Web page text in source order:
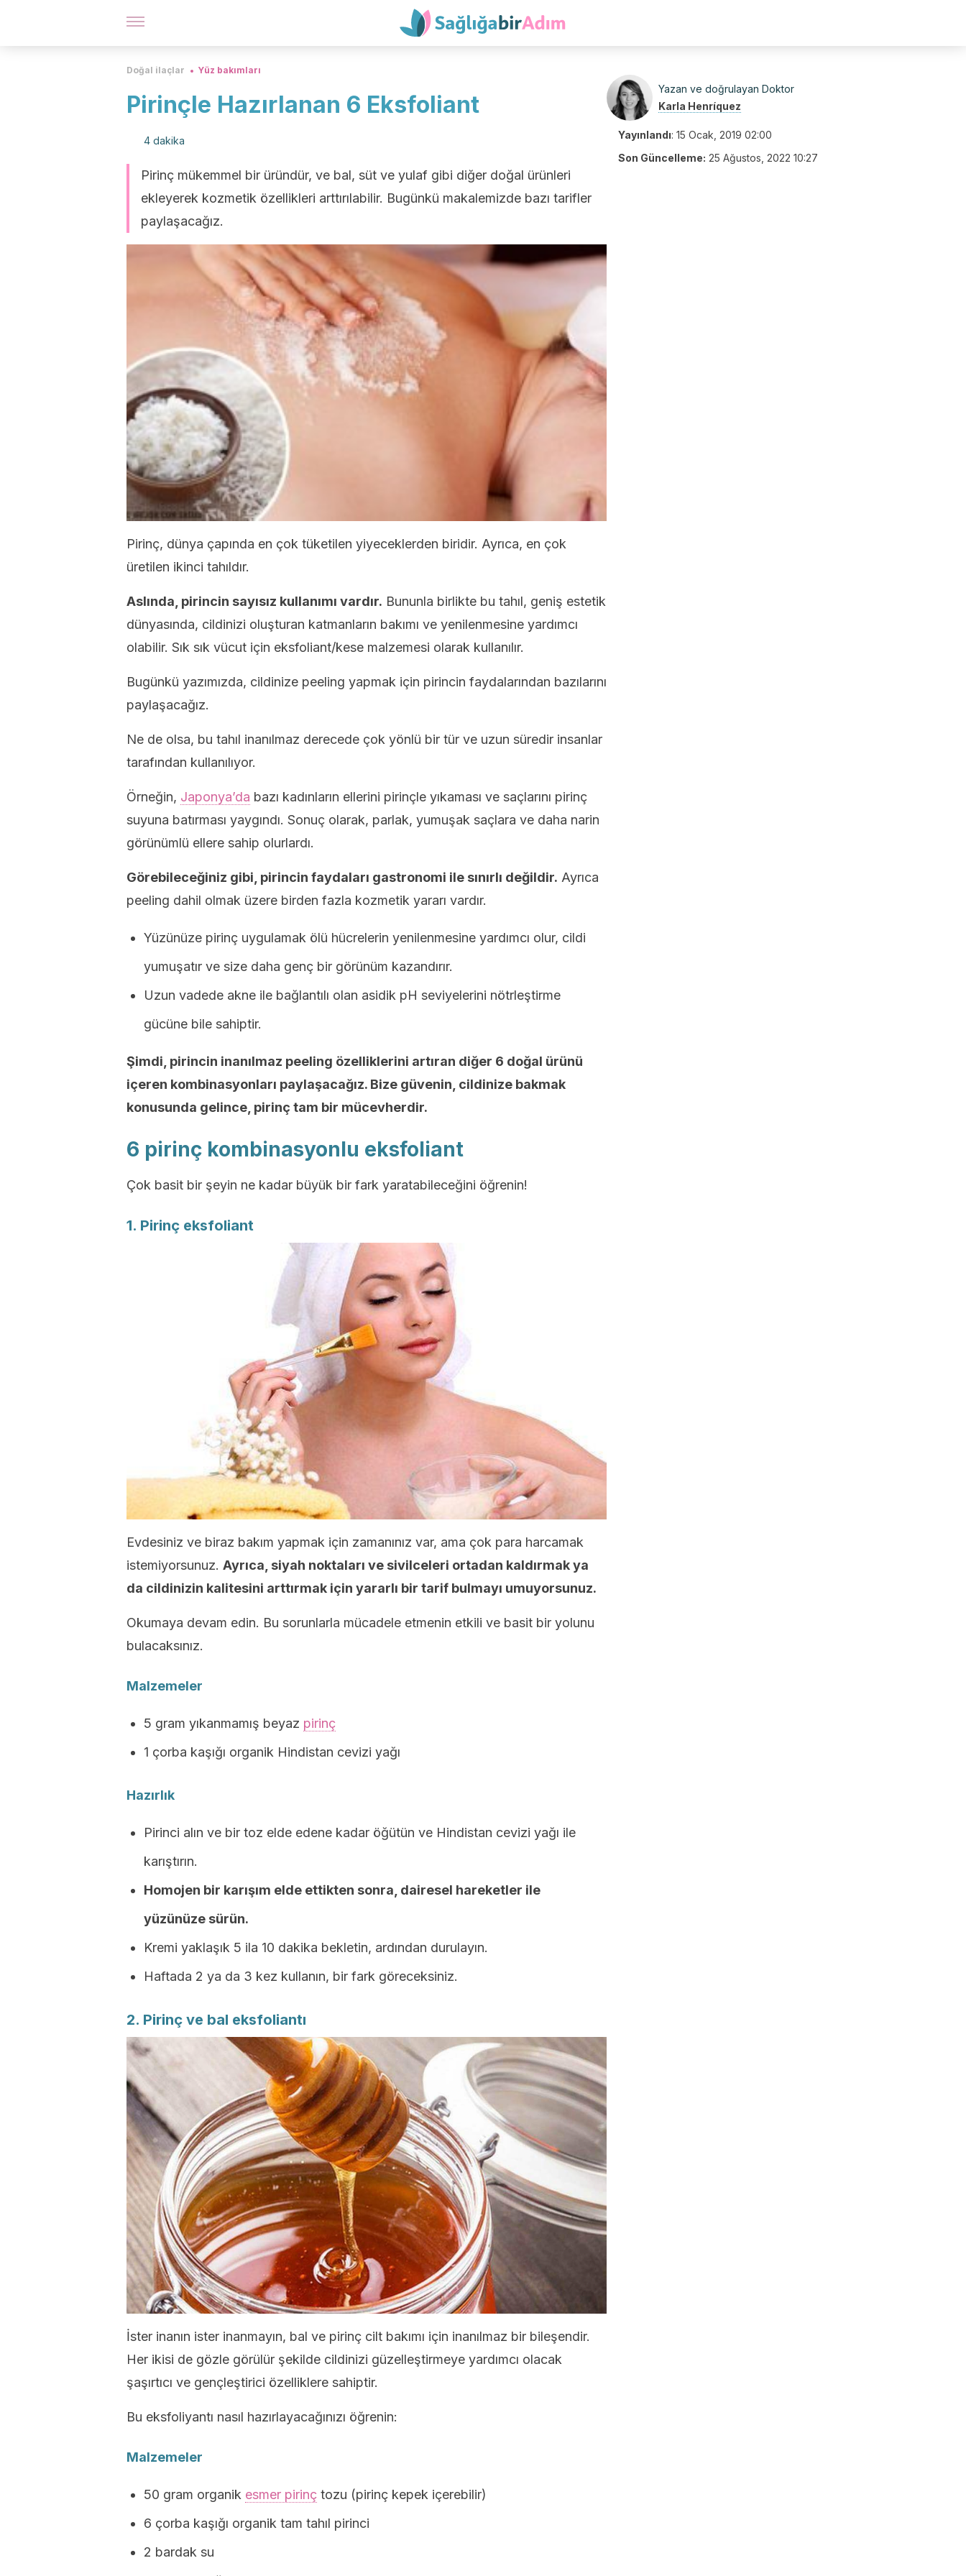
Doğal ilaçlar Yüz bakımları
Pirinçle Hazırlanan 6 Eksfoliant
4 dakika
Pirinç mükemmel bir üründür, ve bal, süt ve yulaf gibi diğer doğal ürünleri
ekleyerek kozmetik özellikleri arttırılabilir. Bugünkü makalemizde bazı tarifler
paylaşacağız.
Pirinç, dünya çapında en çok tüketilen yiyeceklerden biridir. Ayrıca, en çok
üretilen ikinci tahıldır.
Aslında, pirincin sayısız kullanımı vardır. Bununla birlikte bu tahıl, geniş estetik
dünyasında, cildinizi oluşturan katmanların bakımı ve yenilenmesine yardımcı
olabilir. Sık sık vücut için eksfoliant/kese malzemesi olarak kullanılır.
Bugünkü yazımızda, cildinize peeling yapmak için pirincin faydalarından bazılarını
paylaşacağız.
Ne de olsa, bu tahıl inanılmaz derecede çok yönlü bir tür ve uzun süredir insanlar
tarafından kullanılıyor.
Örneğin, Japonya’da bazı kadınların ellerini pirinçle yıkaması ve saçlarını pirinç
suyuna batırması yaygındı. Sonuç olarak, parlak, yumuşak saçlara ve daha narin
görünümlü ellere sahip olurlardı.
Görebileceğiniz gibi, pirincin faydaları gastronomi ile sınırlı değildir. Ayrıca
peeling dahil olmak üzere birden fazla kozmetik yararı vardır.
Yüzünüze pirinç uygulamak ölü hücrelerin yenilenmesine yardımcı olur, cildi
yumuşatır ve size daha genç bir görünüm kazandırır.
Uzun vadede akne ile bağlantılı olan asidik pH seviyelerini nötrleştirme
gücüne bile sahiptir.
Şimdi, pirincin inanılmaz peeling özelliklerini artıran diğer 6 doğal ürünü
içeren kombinasyonları paylaşacağız. Bize güvenin, cildinize bakmak
konusunda gelince, pirinç tam bir mücevherdir.
6 pirinç kombinasyonlu eksfoliant
Çok basit bir şeyin ne kadar büyük bir fark yaratabileceğini öğrenin!
1. Pirinç eksfoliant
Evdesiniz ve biraz bakım yapmak için zamanınız var, ama çok para harcamak
istemiyorsunuz. Ayrıca, siyah noktaları ve sivilceleri ortadan kaldırmak ya
da cildinizin kalitesini arttırmak için yararlı bir tarif bulmayı umuyorsunuz.
Okumaya devam edin. Bu sorunlarla mücadele etmenin etkili ve basit bir yolunu
bulacaksınız.
Malzemeler
5 gram yıkanmamış beyaz pirinç
1 çorba kaşığı organik Hindistan cevizi yağı
Hazırlık
Pirinci alın ve bir toz elde edene kadar öğütün ve Hindistan cevizi yağı ile
karıştırın.
Homojen bir karışım elde ettikten sonra, dairesel hareketler ile
yüzünüze sürün.
Kremi yaklaşık 5 ila 10 dakika bekletin, ardından durulayın.
Haftada 2 ya da 3 kez kullanın, bir fark göreceksiniz.
2. Pirinç ve bal eksfoliantı
İster inanın ister inanmayın, bal ve pirinç cilt bakımı için inanılmaz bir bileşendir.
Her ikisi de gözle görülür şekilde cildinizi güzelleştirmeye yardımcı olacak
şaşırtıcı ve gençleştirici özelliklere sahiptir.
Bu eksfoliyantı nasıl hazırlayacağınızı öğrenin:
Malzemeler
50 gram organik esmer pirinç tozu (pirinç kepek içerebilir)
6 çorba kaşığı organik tam tahıl pirinci
2 bardak su
Yazan ve doğrulayan Doktor
Karla Henríquez
Yayınlandı: 15 Ocak, 2019 02:00
Son Güncelleme: 25 Ağustos, 2022 10:27